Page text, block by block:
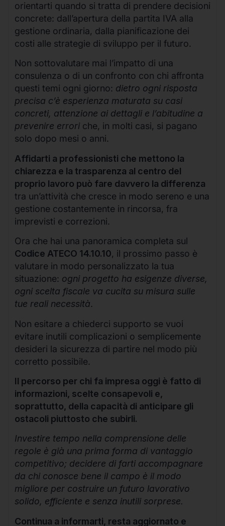
orientarti quando si tratta di prendere decisioni
concrete: dall’apertura della partita IVA alla
gestione ordinaria, dalla pianificazione dei
costi alle strategie di sviluppo per il futuro.
Non sottovalutare mai l’impatto di una
consulenza o di un confronto con chi affronta
questi temi ogni giorno: dietro ogni risposta
precisa c’è esperienza maturata su casi
concreti, attenzione ai dettagli e l’abitudine a
prevenire errori che, in molti casi, si pagano
solo dopo mesi o anni.
Affidarti a professionisti che mettono la
chiarezza e la trasparenza al centro del
proprio lavoro può fare davvero la differenza
tra un’attività che cresce in modo sereno e una
gestione costantemente in rincorsa, fra
imprevisti e correzioni.
Ora che hai una panoramica completa sul
Codice ATECO 14.10.10, il prossimo passo è
valutare in modo personalizzato la tua
situazione: ogni progetto ha esigenze diverse,
ogni scelta fiscale va cucita su misura sulle
tue reali necessità.
Non esitare a chiederci supporto se vuoi
evitare inutili complicazioni o semplicemente
desideri la sicurezza di partire nel modo più
corretto possibile.
Il percorso per chi fa impresa oggi è fatto di
informazioni, scelte consapevoli e,
soprattutto, della capacità di anticipare gli
ostacoli piuttosto che subirli.
Investire tempo nella comprensione delle
regole è già una prima forma di vantaggio
competitivo; decidere di farti accompagnare
da chi conosce bene il campo è il modo
migliore per costruire un futuro lavorativo
solido, efficiente e senza inutili sorprese.
Continua a informarti, resta aggiornato e